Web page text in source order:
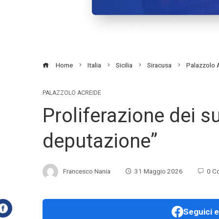
Home Italia Sicilia Siracusa Palazzolo
PALAZZOLO ACREIDE
Proliferazione dei
deputazione”
Francesco Nania 31 Maggio 2026 0
Seguici